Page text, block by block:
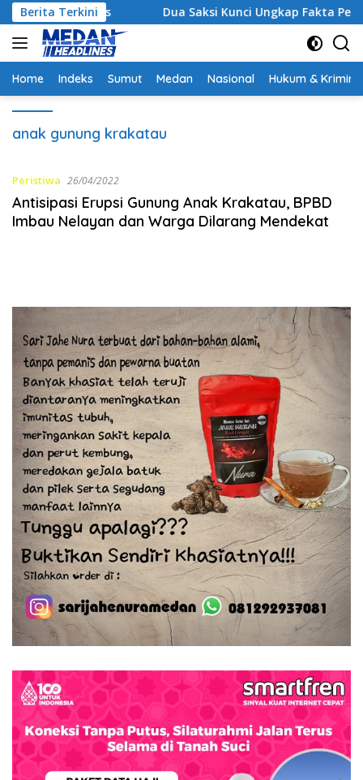
Langsung
ke
konten
Berita Terkini
Strategis Dua Saksi Kunci Ungkap Fakta
Home Indeks Sumut Medan Nasional Hukum &
anak gunung krakatau
Peristiwa 26/04/2022
Antisipasi Erupsi Gunung Anak Krakatau, BPBD
Imbau Nelayan dan Warga Dilarang Mendekat